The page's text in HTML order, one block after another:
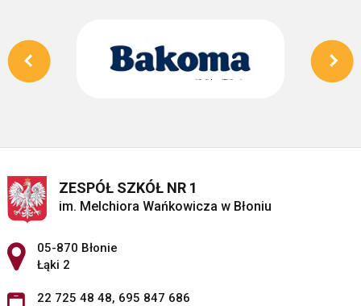
ZESPÓŁ SZKÓŁ NR 1
im. Melchiora Wańkowicza w Błoniu
Adres pocztowy:
05-870 Błonie
Łąki 2
22 725 48 48, 695 847 686